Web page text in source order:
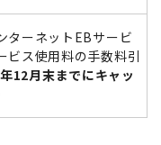
ターネットEBサービ
ビス使用料の手数料引
12月末までにキャッ